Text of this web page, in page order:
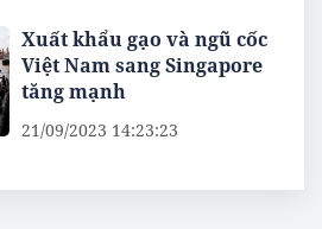
Xuất khẩu gạo và ngũ cốc
Việt Nam sang Singapore
tăng mạnh
21/09/2023 14:23:23